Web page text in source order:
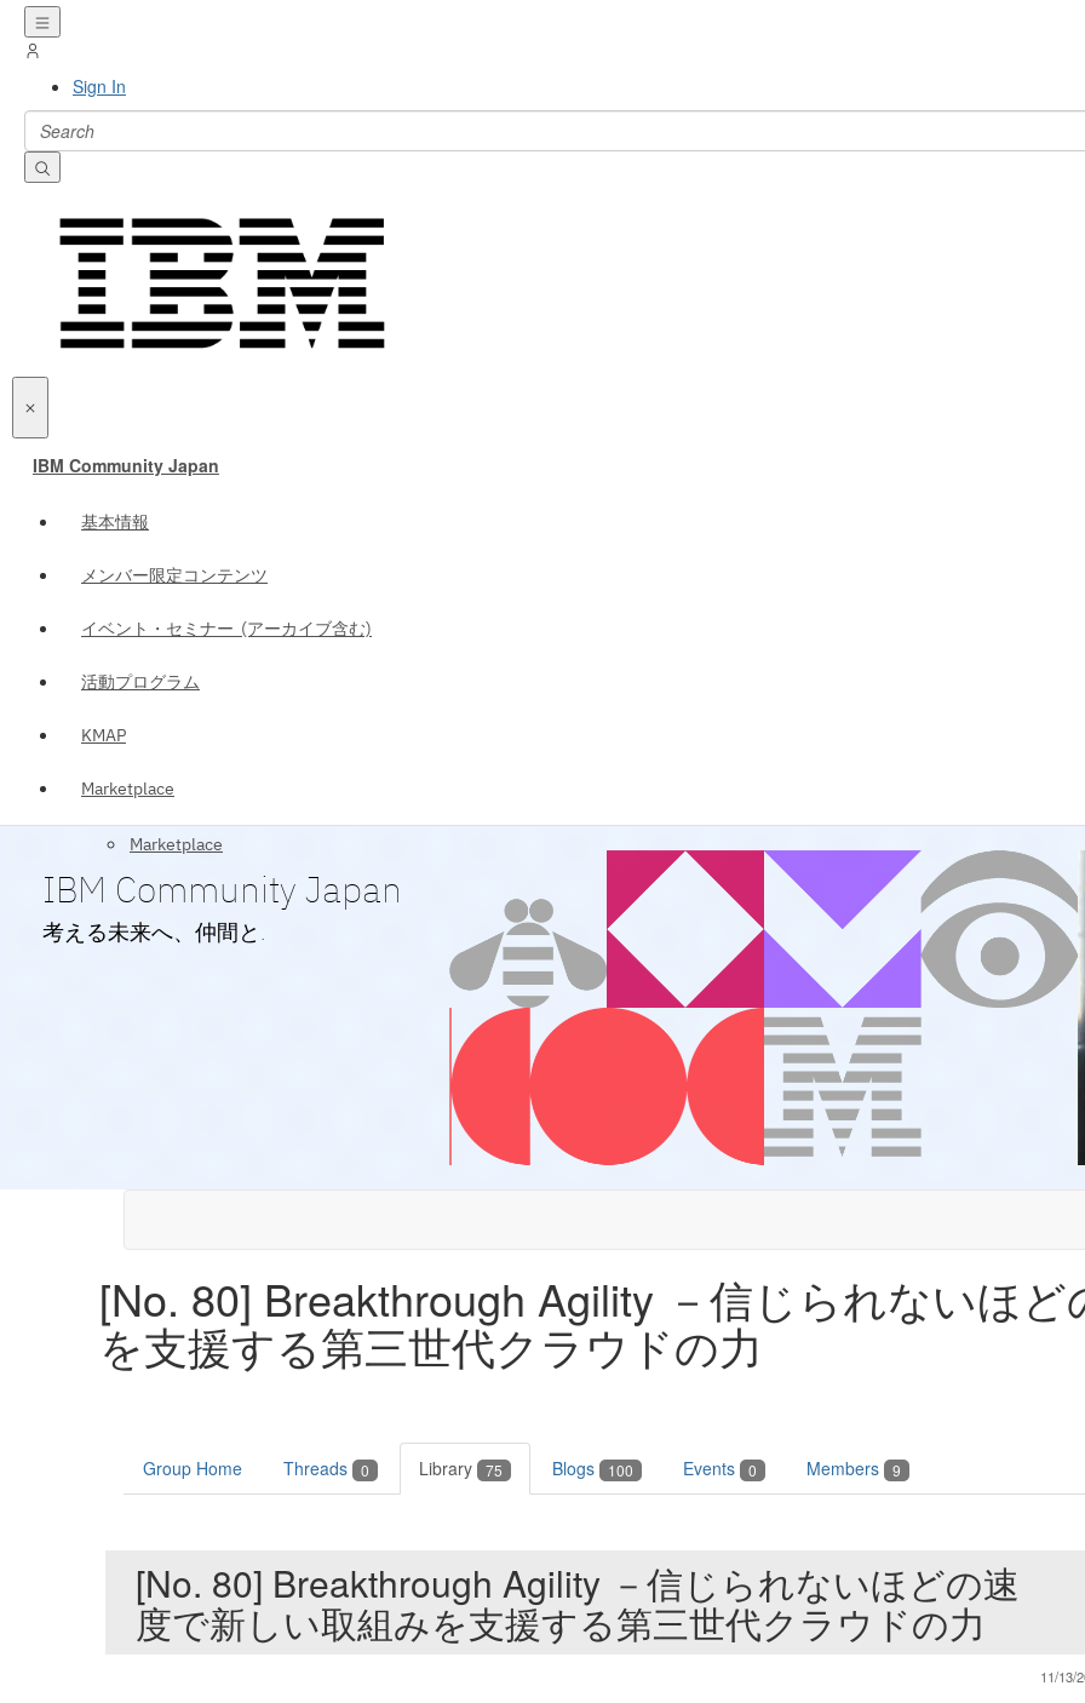
Sign In
IBM Community Japan
基本情報
メンバー限定コンテンツ
イベント・セミナー (アーカイブ含む)
活動プログラム
KMAP
Marketplace
Marketplace
IBM Community Japan
考える未来へ、仲間と.
[No. 80] Breakthrough Agility －信じられないほ
を支援する第三世代クラウドの力
Group Home Threads 0 Library 75 Blogs 100 Events 0 Members 9
[No. 80] Breakthrough Agility －信じられないほどの速
度で新しい取組みを支援する第三世代クラウドの力
11/13/